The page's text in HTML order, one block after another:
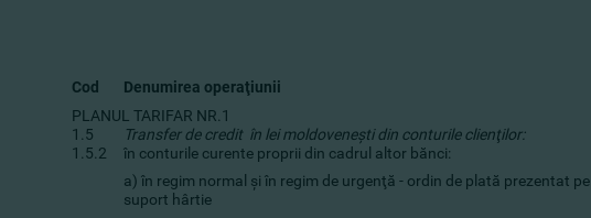
Cod Denumirea operaţiunii
PLANUL TARIFAR NR.1
1.5
Transfer de credit în lei moldoveneşti din conturile clienţilor:
1.5.2
în conturile curente proprii din cadrul altor bănci:
a) în regim normal şi în regim de urgenţă - ordin de plată prezentat pe
suport hârtie